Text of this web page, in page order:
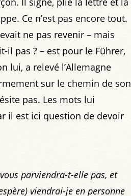
Ce n’est pas encore tout.
ne pas revenir – mais
il pas ? – est pour le Führer,
lui, a relevé l’Allemagne
sur le chemin de son
pas. Les mots lui
il est ici question de devoir
parviendra-t-elle pas, et
viendrai-je en personne